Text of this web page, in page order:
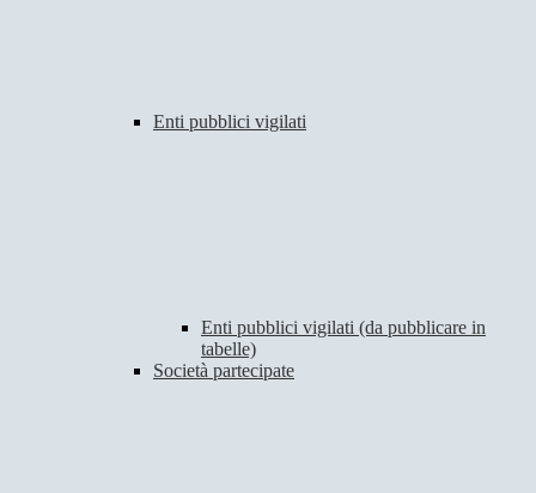
Enti pubblici vigilati
Enti pubblici vigilati (da pubblicare in
tabelle)
Società partecipate